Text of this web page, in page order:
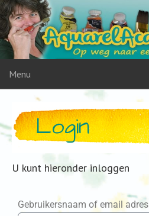
Menu
Login
U kunt hieronder inloggen
Gebruikersnaam of email adres